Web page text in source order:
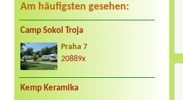
Am häufigsten gesehen:
Camp Sokol Troja
Praha 7
20889x
Kemp Keramika